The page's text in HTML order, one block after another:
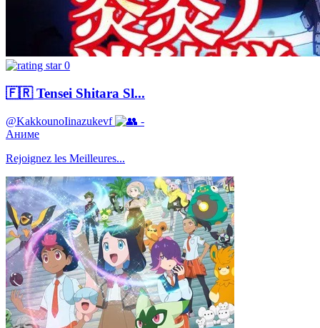
0
🇫🇷 Tensei Shitara Sl...
@KakkounoIinazukevf
-
Аниме
Rejoignez les Meilleures...